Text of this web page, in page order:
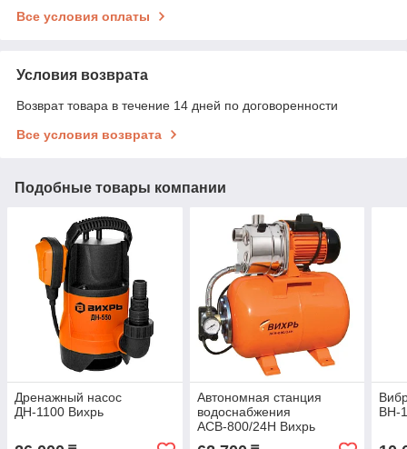
Все условия оплаты
Условия возврата
Возврат товара в течение 14 дней по договоренности
Все условия возврата
Подобные товары компании
Дренажный насос
ДН-1100 Вихрь
Автономная станция
водоснабжения
АСВ-800/24Н Вихрь
ВН-